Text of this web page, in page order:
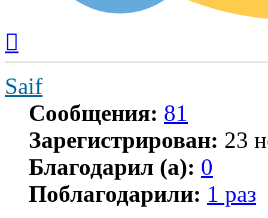
началу
Saif
Сообщения: 81
Зарегистрирован: 23
Благодарил (а): 0
Поблагодарили: 1 раз